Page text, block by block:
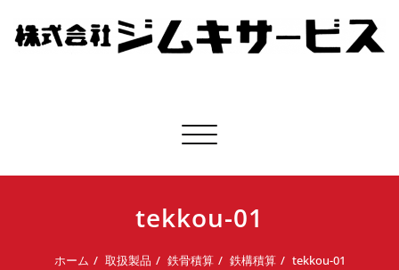
ナビゲーション切り替え
tekkou-01
ホーム 取扱製品 鉄骨積算 鉄構積算 tekkou-01